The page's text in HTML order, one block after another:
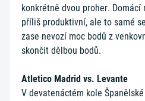
konkrétně dvou proher.
příliš produktivní, ale to samé
zase nevozí moc bodů z
skončit dělbou bodů.
Atletico Madrid vs. Levante
V devatenáctém kole